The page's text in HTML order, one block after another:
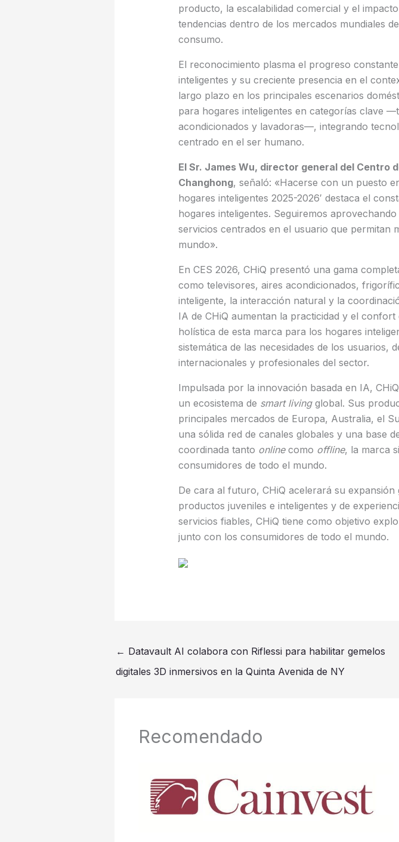
producto, la escalabilidad comercial y el
tendencias dentro de los mercados mundiales
consumo.
El reconocimiento plasma el progreso
inteligentes y su creciente presencia en el
largo plazo en los principales escenarios
para hogares inteligentes en categorías clave
acondicionados y lavadoras—, integrando
centrado en el ser humano.
El Sr. James Wu, director general del Centro
Changhong, señaló: «Hacerse con un puesto
hogares inteligentes 2025-2026′ destaca el
hogares inteligentes. Seguiremos
servicios centrados en el usuario que permitan
mundo».
En CES 2026, CHiQ presentó una gama
como televisores, aires acondicionados,
inteligente, la interacción natural y la
IA de CHiQ aumentan la practicidad y el
holística de esta marca para los hogares
sistemática de las necesidades de los usuarios,
internacionales y profesionales del sector.
Impulsada por la innovación basada en IA,
un ecosistema de smart livingglobal. Sus
principales mercados de Europa, Australia, el
una sólida red de canales globales y una base
coordinada tanto onlinecomo offline, la marca
consumidores de todo el mundo.
De cara al futuro, CHiQ acelerará su
productos juveniles e inteligentes y de
servicios fiables, CHiQ tiene como objetivo
junto con los consumidores de todo el mundo.
← Datavault AI colabora con Riflessi para habilitar gemelos
digitales 3D inmersivos en la Quinta Avenida de NY
Recomendado